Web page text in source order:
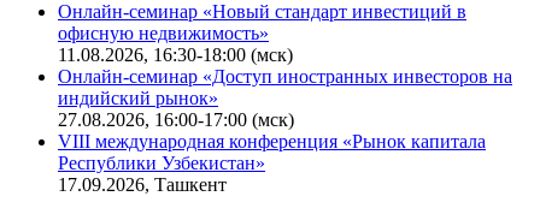
Онлайн-семинар «Новый стандарт инвестиций в
офисную недвижимость»
11.08.2026, 16:30-18:00 (мск)
Онлайн-семинар «Доступ иностранных инвесторов на
индийский рынок»
27.08.2026, 16:00-17:00 (мск)
VIII международная конференция «Рынок капитала
Республики Узбекистан»
17.09.2026, Ташкент